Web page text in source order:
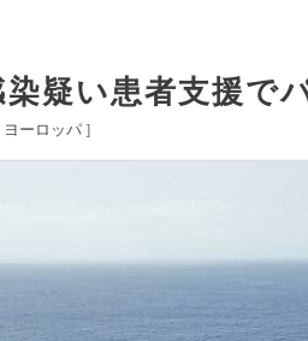
疑い患者支援で
ヨーロッパ ]